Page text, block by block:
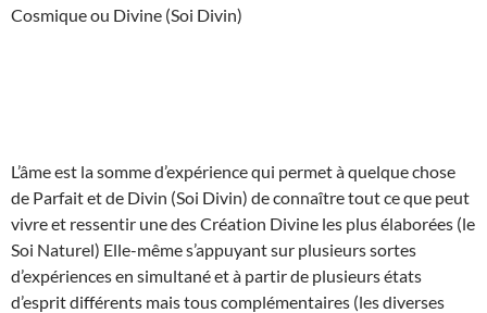
Cosmique ou Divine (Soi Divin)
L’âme est la somme d’expérience qui permet à quelque chose
de Parfait et de Divin (Soi Divin) de connaître tout ce que peut
vivre et ressentir une des Création Divine les plus élaborées (le
Soi Naturel) Elle-même s’appuyant sur plusieurs sortes
d’expériences en simultané et à partir de plusieurs états
d’esprit différents mais tous complémentaires (les diverses